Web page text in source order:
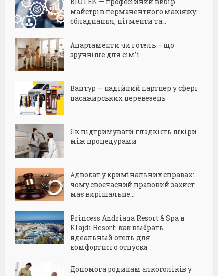
майстрів перманентного макіяжу:
обладнання, пігменти та...
Апартаменти чи готель – що
зручніше для сім’ї
Вантур — надійний партнер у сфері
пасажирських перевезень
Як підтримувати гладкість шкіри
між процедурами
Адвокат у кримінальних справах:
чому своєчасний правовий захист
має вирішальне...
Princess Andriana Resort & Spa и
Klajdi Resort: как выбрать
идеальный отель для
комфортного отпуска
Допомога родинам алкоголіків у